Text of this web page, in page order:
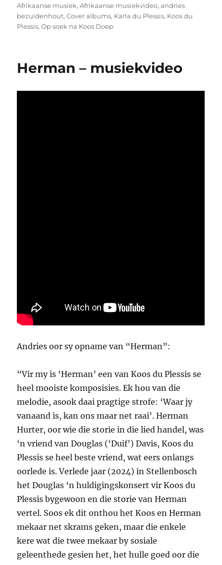
on
Afrikaanse musiek,Afrikaanse musiekvideo,andries
bezuidenhout,Cover albums, Karla du Plessis, Koos du
Plessis,Op soek na Koos Doep
Herman – musiekvideo
Andries oor sy opname van “Herman”:
“Vir my is ‘Herman’ een van Koos du Plessis se
heel mooiste komposisies. Ek hou van die
melodie, asook daai pragtige strofe: ‘Waar jy
vanaand is, kan ons maar net raai’. Herman
Hurter, oor wie die storie in die lied handel, was
‘n vriend van Douglas (‘Duif’) Davis, Koos du
Plessis se heel beste vriend, wat eers onlangs
oorlede is. Verlede jaar (2024) in Stellenbosch
het Douglas ‘n huldigingskonsert vir Koos du
Plessis bygewoon en die storie van Herman
vertel. Soos ek dit onthou het Koos en Herman
mekaar net skrams geken, maar die enkele
kere wat die twee mekaar by sosiale
geleenthede gesien het, het hulle goed oor die